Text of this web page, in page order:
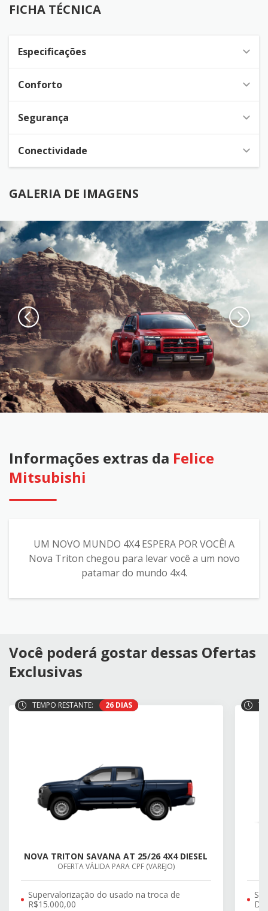
FICHA TÉCNICA
Especificações
Conforto
Segurança
Conectividade
GALERIA DE IMAGENS
Informações extras da Felice
Mitsubishi
UM NOVO MUNDO 4X4 ESPERA POR VOCÊ! A
Nova Triton chegou para levar você a um novo
patamar do mundo 4x4.
Você poderá gostar dessas Ofertas
Exclusivas
TEMPO RESTANTE: 26 DIAS
NOVA TRITON SAVANA AT 25/26 4X4 DIESEL
OFERTA VÁLIDA PARA CPF (VAREJO)
Supervalorização do usado na troca de
R$15.000,00